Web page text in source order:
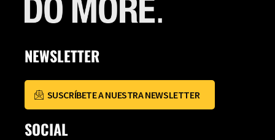
NEWSLETTER
SUSCRÍBETE A NUESTRA NEWSLETTER
SOCIAL